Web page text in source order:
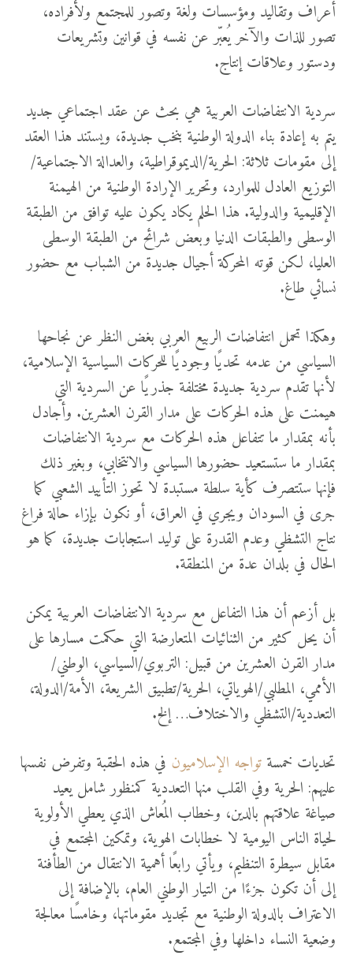
أعراف وتقاليد ومؤسسات ولغة وتصور للمجتمع ولأفراده،
تصور للذات والآخر يُعبّر عن نفسه في قوانين وتشريعات
ودستور وعلاقات إنتاج.
سردية الانتفاضات العربية هي بحث عن عقد اجتماعي جديد
يتم به إعادة بناء الدولة الوطنية بنخب جديدة، ويستند هذا العقد
إلى مقومات ثلاثة: الحرية/الديموقراطية، والعدالة الاجتماعية/
التوزيع العادل للموارد، وتحرير الإرادة الوطنية من الهيمنة
الإقليمية والدولية. هذا الحلم يكاد يكون عليه توافق من الطبقة
الوسطى والطبقات الدنيا وبعض شرائح من الطبقة الوسطى
العليا، لكن قوته المحركة أجيال جديدة من الشباب مع حضور
نسائي طاغ.
وهكذا تحمل انتفاضات الربيع العربي بغض النظر عن نجاحها
السياسي من عدمه تحديًا وجوديًا للحركات السياسية الإسلامية،
لأنها تقدم سردية جديدة مختلفة جذريًا عن السردية التي
هيمنت على هذه الحركات على مدار القرن العشرين. وأجادل
بأنه بمقدار ما تتفاعل هذه الحركات مع سردية الانتفاضات
بمقدار ما ستستعيد حضورها السياسي والانتخابي، وبغير ذلك
فإنها ستتصرف كأية سلطة مستبدة لا تحوز التأييد الشعبي كما
جرى في السودان ويجري في العراق، أو نكون بإزاء حالة فراغ
نتاج التشظي وعدم القدرة على توليد استجابات جديدة، كما هو
الحال في بلدان عدة من المنطقة.
بل أزعم أن هذا التفاعل مع سردية الانتفاضات العربية يمكن
أن يحل كثير من الثنائيات المتعارضة التي حكمت مسارها على
مدار القرن العشرين من قبيل: التربوي/السياسي، الوطني/
الأممي، المطلبي/الهوياتي، الحرية/تطبيق الشريعة، الأمة/الدولة،
التعددية/التشظي والاختلاف… إلخ.
تحديات خمسةتواجه الإسلاميون في هذه الحقبة وتفرض نفسها
عليهم: الحرية وفي القلب منها التعددية كمنظور شامل يعيد
صياغة علاقتهم بالدين، وخطاب المُعاش الذي يعطي الأولوية
لحياة الناس اليومية لا خطابات الهوية، وتمكين المجتمع في
مقابل سيطرة التنظيم، ويأتي رابعًا أهمية الانتقال من الطأفنة
إلى أن تكون جزءًا من التيار الوطني العام، بالإضافة إلى
الاعتراف بالدولة الوطنية مع تجديد مقوماتها، وخامسًا معالجة
وضعية النساء داخلها وفي المجتمع.